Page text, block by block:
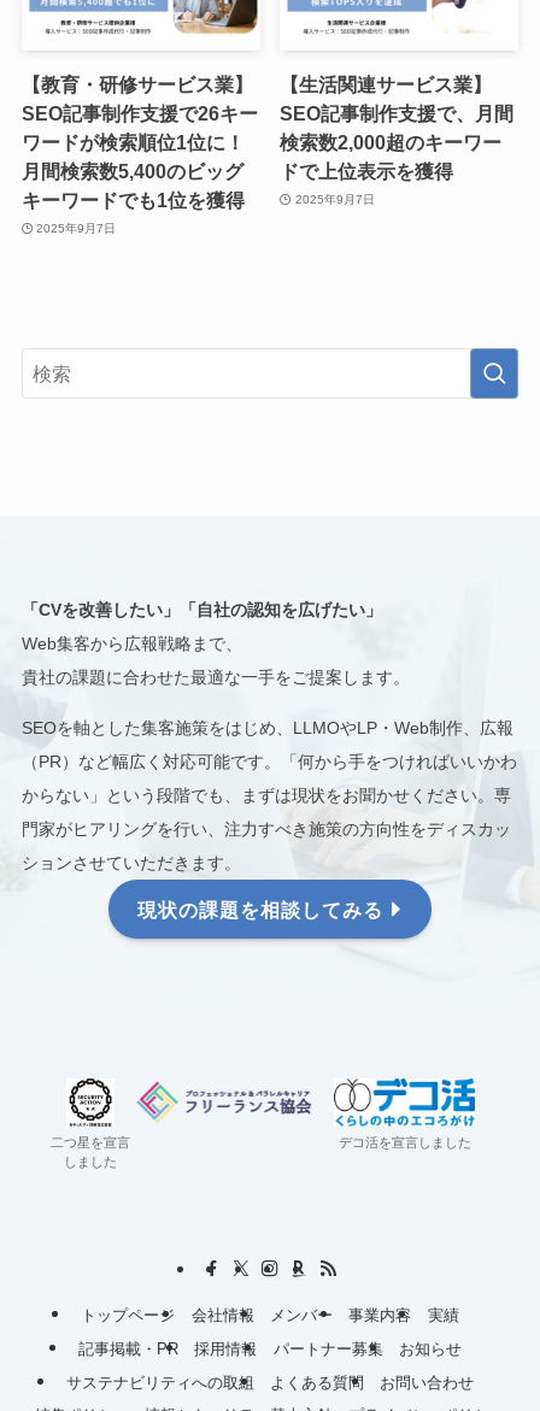
【教育・研修サービス業】
SEO記事制作支援で26キー
ワードが検索順位1位に！
月間検索数5,400のビッグ
キーワードでも1位を獲得
2025年9月7日
【生活関連サービス業】
SEO記事制作支援で、月間
検索数2,000超のキーワー
ドで上位表示を獲得
2025年9月7日
「CVを改善したい」「自社の認知を広げたい」
Web集客から広報戦略まで、
貴社の課題に合わせた最適な一手をご提案します。
SEOを軸とした集客施策をはじめ、LLMOやLP・Web制作、広報
（PR）など幅広く対応可能です。「何から手をつければいいかわ
からない」という段階でも、まずは現状をお聞かせください。専
門家がヒアリングを行い、注力すべき施策の方向性をディスカッ
ションさせていただきます。
現状の課題を相談してみる
二つ星を宣言
しました
デコ活を宣言しました
トップページ 会社情報 メンバー 事業内容
実績
記事掲載・PR
採用情報 パートナー募集
お知らせ
サステナビリティへの取組
よくある質問
お問い合わせ